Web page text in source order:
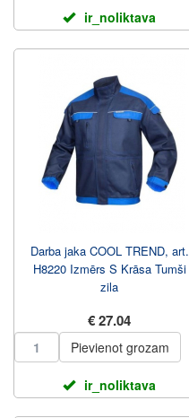
ir_noliktava
Darba jaka COOL TREND, art.
H8220 Izmērs S Krāsa Tumši
zila
€ 27.04
Pievienot grozam
ir_noliktava